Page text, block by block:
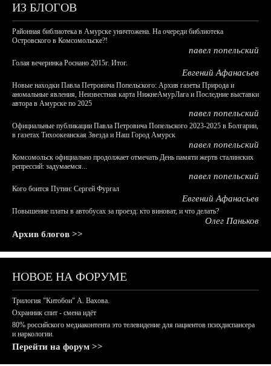
ИЗ БЛОГОВ
Районная библиотека в Амурске уничтожена. На очереди библиотека
Островского в Комсомольске?!
павел попельский
Голая вечеринка Роснано 2015г. Итог.
Евгений Афанасьев
Новые находки Павла Петровича Попельского: Архив газеты Природа и
аномальные явления, Неизвестная карта НижнеАмурЛага и Последние выставки
автора в Амурске по 2025
павел попельский
Официальные публикации Павла Петровича Попельского 2023-2025 в Болгарии,
в газетах Тихоокеанская Звезда и Наш Город Амурск
павел попельский
Комсомольск официально продолжает отмечать День памяти жертв сталинских
репрессий: задумаемся...
павел попельский
Кого боится Путин: Сергей Фургал
Евгений Афанасьев
Повышение платы в автобусах за проезд: кто виноват, и что делать?
Олег Паньков
Архив блогов >>
НОВОЕ НА ФОРУМЕ
Трилогия "Китобои" А. Вахова.
Охранник спит - смена идёт
80% российского медиаконтента это телевидение для пациентов психдиспансера
и наркологии.
Перейти на форум >>